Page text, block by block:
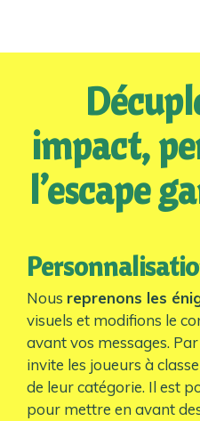
impact,
l’escape
Nous reprenons les
visuels et modifions le
avant vos messages.
invite les joueurs à
de leur catégorie. Il est
pour mettre en avant